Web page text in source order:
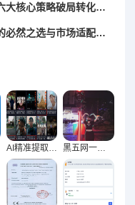
上一篇：独立站购物车弃单率飙升？六大核心策略破局转化困境
下一篇：多语言网站，全球化浪潮下的必然之选与市场适配方略
AI精准提取海量评论真实需求的核心路径 黑五网一后二次转化突围，全域营销闭环深度策略解析